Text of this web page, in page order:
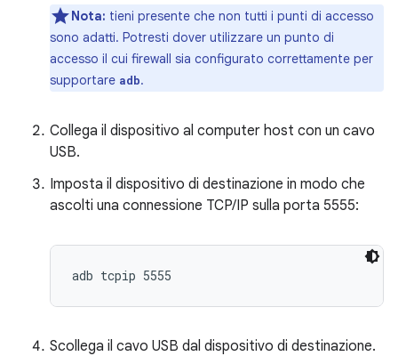
Nota: tieni presente che non tutti i punti di accesso
sono adatti. Potresti dover utilizzare un punto di
accesso il cui firewall sia configurato correttamente per
supportare adb.
Collega il dispositivo al computer host con un cavo
USB.
Imposta il dispositivo di destinazione in modo che
ascolti una connessione TCP/IP sulla porta 5555:
Scollega il cavo USB dal dispositivo di destinazione.